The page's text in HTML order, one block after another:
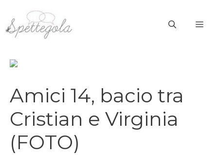
contenuto
Amici 14, bacio tra
Cristian e Virginia
(FOTO)